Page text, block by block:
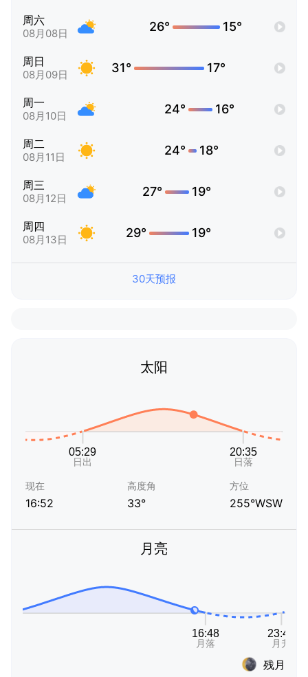
周六
08月08日 26° 15°
周日
08月09日 31° 17°
周一
08月10日 24° 16°
周二
08月11日 24° 18°
周三
08月12日 27° 19°
周四
08月13日 29° 19°
30天预报
太阳
现在
16:52
高度角
33°
方位
255°WSW
月亮
残月